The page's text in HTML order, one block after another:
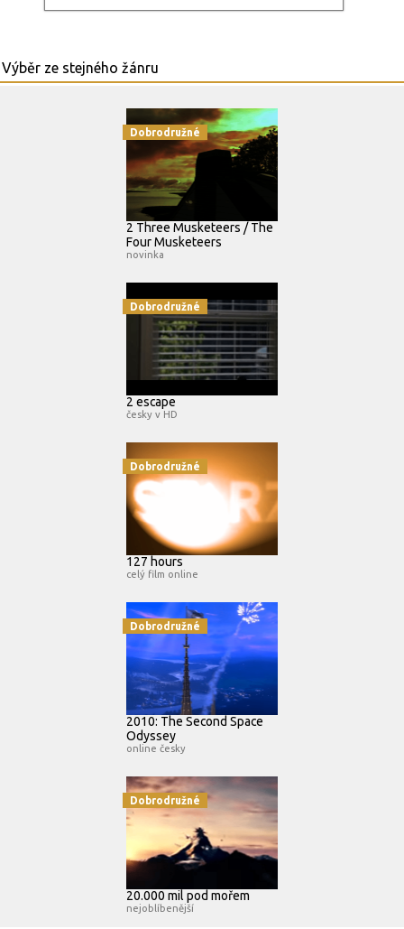
Dobrodružné
2 Three Musketeers / The
Four Musketeers
novinka
Dobrodružné
2 escape
česky v HD
Dobrodružné
127 hours
celý film online
Dobrodružné
2010: The Second Space
Odyssey
online česky
Dobrodružné
20.000 mil pod mořem
nejoblíbenější